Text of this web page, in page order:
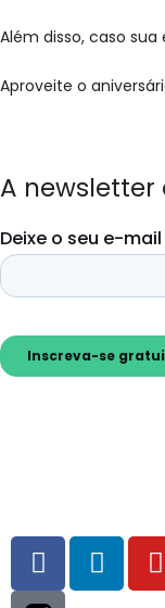
Além disso, caso
Aproveite o
A